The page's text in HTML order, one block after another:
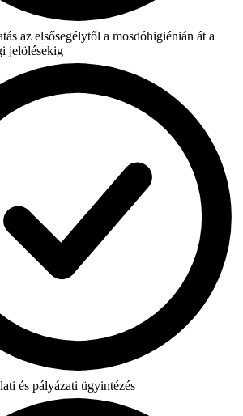
az elsősegélytől a mosdóhigiénián át a
jelölésekig
és pályázati ügyintézés